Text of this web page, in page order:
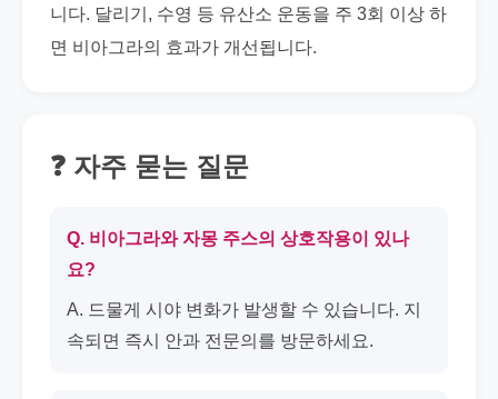
니다. 달리기, 수영 등 유산소 운동을 주 3회 이상 하
면 비아그라의 효과가 개선됩니다.
❓ 자주 묻는 질문
Q. 비아그라와 자몽 주스의 상호작용이 있나
요?
A. 드물게 시야 변화가 발생할 수 있습니다. 지
속되면 즉시 안과 전문의를 방문하세요.